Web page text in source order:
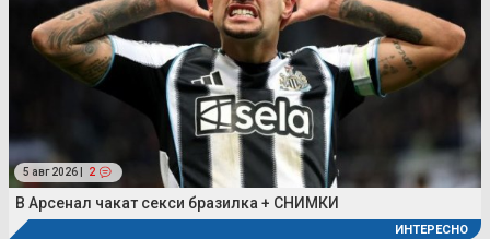
5 авг 2026 | 2
В Арсенал чакат секси бразилка + СНИМКИ
ИНТЕРЕСНО